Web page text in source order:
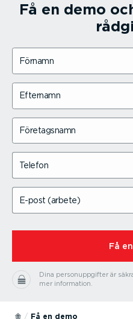
Få en demo
Förnamn
Efternamn
Företagsnamn
Telefon
E-post (arbete)
⁠Få
Dina person­upp­gifter är
mer information.
Få en demo